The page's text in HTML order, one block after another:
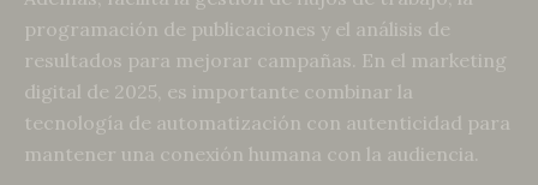
programación de publicaciones y el análisis de
resultados para mejorar campañas. En el marketing
digital de 2025, es importante combinar la
tecnología de automatización con autenticidad para
mantener una conexión humana con la audiencia.